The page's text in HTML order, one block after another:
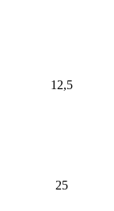
12,5
25